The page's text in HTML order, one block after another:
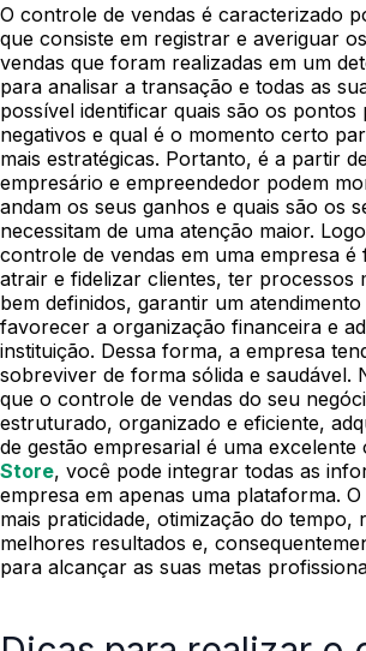
O controle de vendas é caracterizado
que consiste em registrar e averiguar
vendas que foram realizadas em um
para analisar a transação e todas as
possível identificar quais são os pontos
negativos e qual é o momento certo
mais estratégicas. Portanto, é a partir
empresário e empreendedor podem
andam os seus ganhos e quais são os
necessitam de uma atenção maior.
controle de vendas em uma empresa é
atrair e fidelizar clientes, ter processos
bem definidos, garantir um
favorecer a organização financeira e
instituição. Dessa forma, a empresa
sobreviver de forma sólida e saudável.
que o controle de vendas do seu
estruturado, organizado e eficiente,
de gestão empresarial é uma excelente
Store, você pode integrar todas as
empresa em apenas uma plataforma.
mais praticidade, otimização do tempo,
melhores resultados e,
para alcançar as suas metas